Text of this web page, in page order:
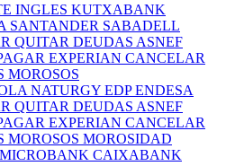
INGLES KUTXABANK
SANTANDER SABADELL
QUITAR DEUDAS ASNEF
EXPERIAN CANCELAR
MOROSOS
NATURGY EDP ENDESA
QUITAR DEUDAS ASNEF
EXPERIAN CANCELAR
MOROSOS MOROSIDAD
MICROBANK CAIXABANK